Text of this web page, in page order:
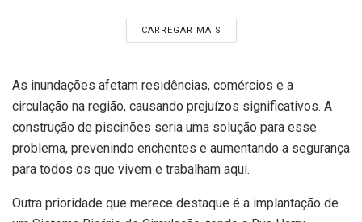
CARREGAR MAIS
As inundações afetam residências, comércios e a
circulação na região, causando prejuízos significativos. A
construção de piscinões seria uma solução para esse
problema, prevenindo enchentes e aumentando a segurança
para todos os que vivem e trabalham aqui.
Outra prioridade que merece destaque é a implantação de